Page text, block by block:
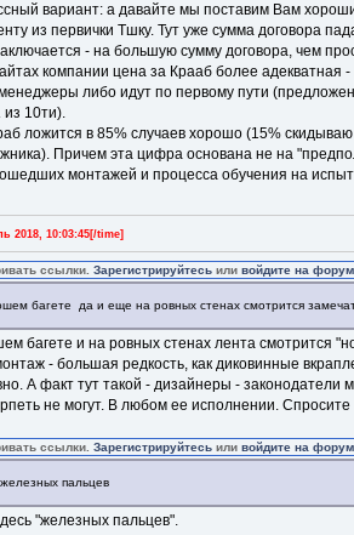
вариант: а давайте мы поставим Вам
из первички Тшку. Тут уже сумма договора
- на большую сумму договора, чем
компании цена за Крааб более адекватная
либо идут по первому пути
10ти).
ложится в 85% случаев хорошо (15% скидываю
Причем эта цифра основана не на
монтажей и процесса обучения на
2018, 10:03:45[/time]
ссылки.Зарегистрируйтесь иливойдите на форум
багете да и еще на ровных стенах смотрится
багете и на ровных стенах лента смотрится
- большая редкость, как диковинные
А факт тут такой - дизайнеры - законодатели
не могут. В любом ее исполнении. Спросите
ссылки.Зарегистрируйтесь иливойдите на форум
пальцев
"железных пальцев".